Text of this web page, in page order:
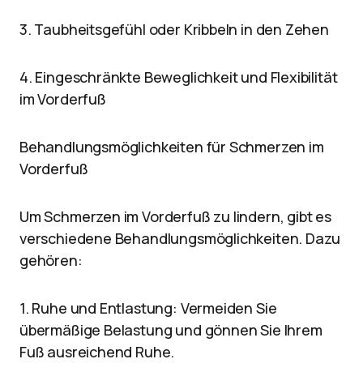
3. Taubheitsgefühl oder Kribbeln in den Zehen
4. Eingeschränkte Beweglichkeit und Flexibilität
im Vorderfuß
Behandlungsmöglichkeiten für Schmerzen im
Vorderfuß
Um Schmerzen im Vorderfuß zu lindern, gibt es
verschiedene Behandlungsmöglichkeiten. Dazu
gehören:
1. Ruhe und Entlastung: Vermeiden Sie
übermäßige Belastung und gönnen Sie Ihrem
Fuß ausreichend Ruhe.